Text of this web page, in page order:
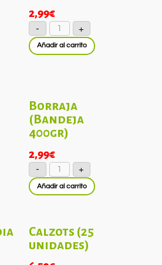
2,99€
-
Cebolla
tierna
cantidad
+
Añadir al carrito
Borraja
(Bandeja
400gr)
2,99€
-
Borraja
(Bandeja
400gr)
cantidad
+
Añadir al carrito
Calzots (25
unidades)